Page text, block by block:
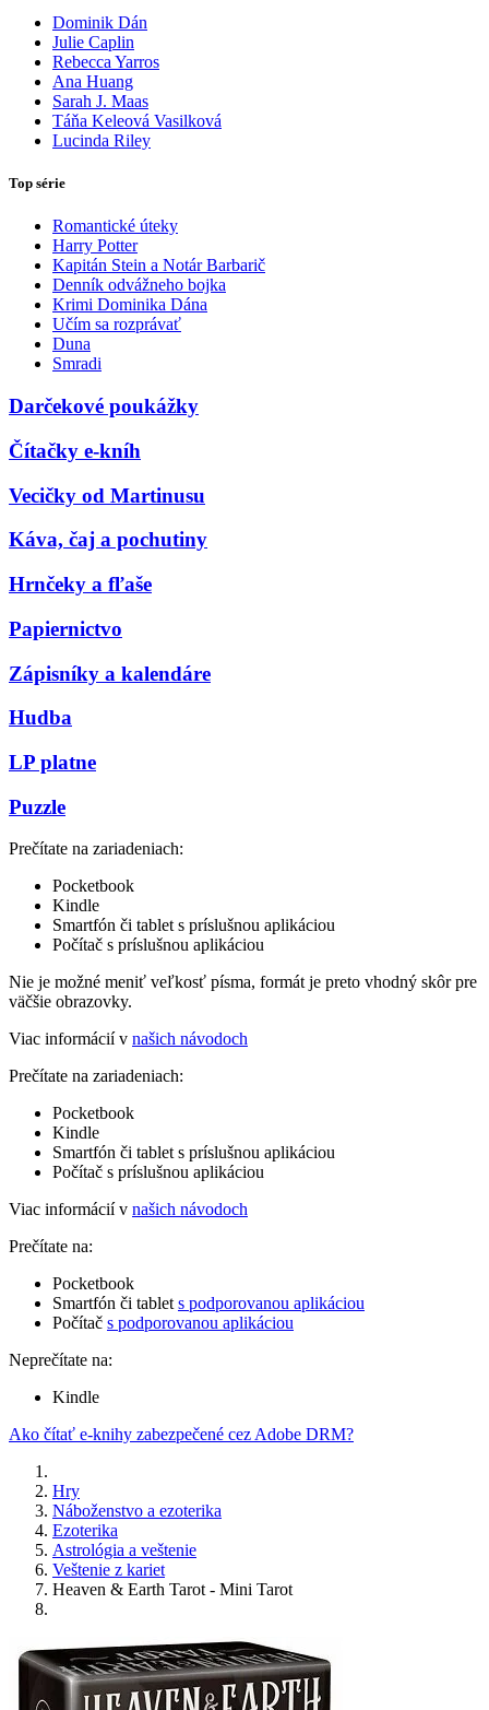
Dominik Dán
Julie Caplin
Rebecca Yarros
Ana Huang
Sarah J. Maas
Táňa Keleová Vasilková
Lucinda Riley
Top série
Romantické úteky
Harry Potter
Kapitán Stein a Notár Barbarič
Denník odvážneho bojka
Krimi Dominika Dána
Učím sa rozprávať
Duna
Smradi
Darčekové poukážky
Čítačky e-kníh
Vecičky od Martinusu
Káva, čaj a pochutiny
Hrnčeky a fľaše
Papiernictvo
Zápisníky a kalendáre
Hudba
LP platne
Puzzle
Prečítate na zariadeniach:
Pocketbook
Kindle
Smartfón či tablet s príslušnou aplikáciou
Počítač s príslušnou aplikáciou
Nie je možné meniť veľkosť písma, formát je preto vhodný skôr pre
väčšie obrazovky.
Viac informácií v našich návodoch
Prečítate na zariadeniach:
Pocketbook
Kindle
Smartfón či tablet s príslušnou aplikáciou
Počítač s príslušnou aplikáciou
Viac informácií v našich návodoch
Prečítate na:
Pocketbook
Smartfón či tablet s podporovanou aplikáciou
Počítač s podporovanou aplikáciou
Neprečítate na:
Kindle
Ako čítať e-knihy zabezpečené cez Adobe DRM?
Hry
Náboženstvo a ezoterika
Ezoterika
Astrológia a veštenie
Veštenie z kariet
Heaven & Earth Tarot - Mini Tarot